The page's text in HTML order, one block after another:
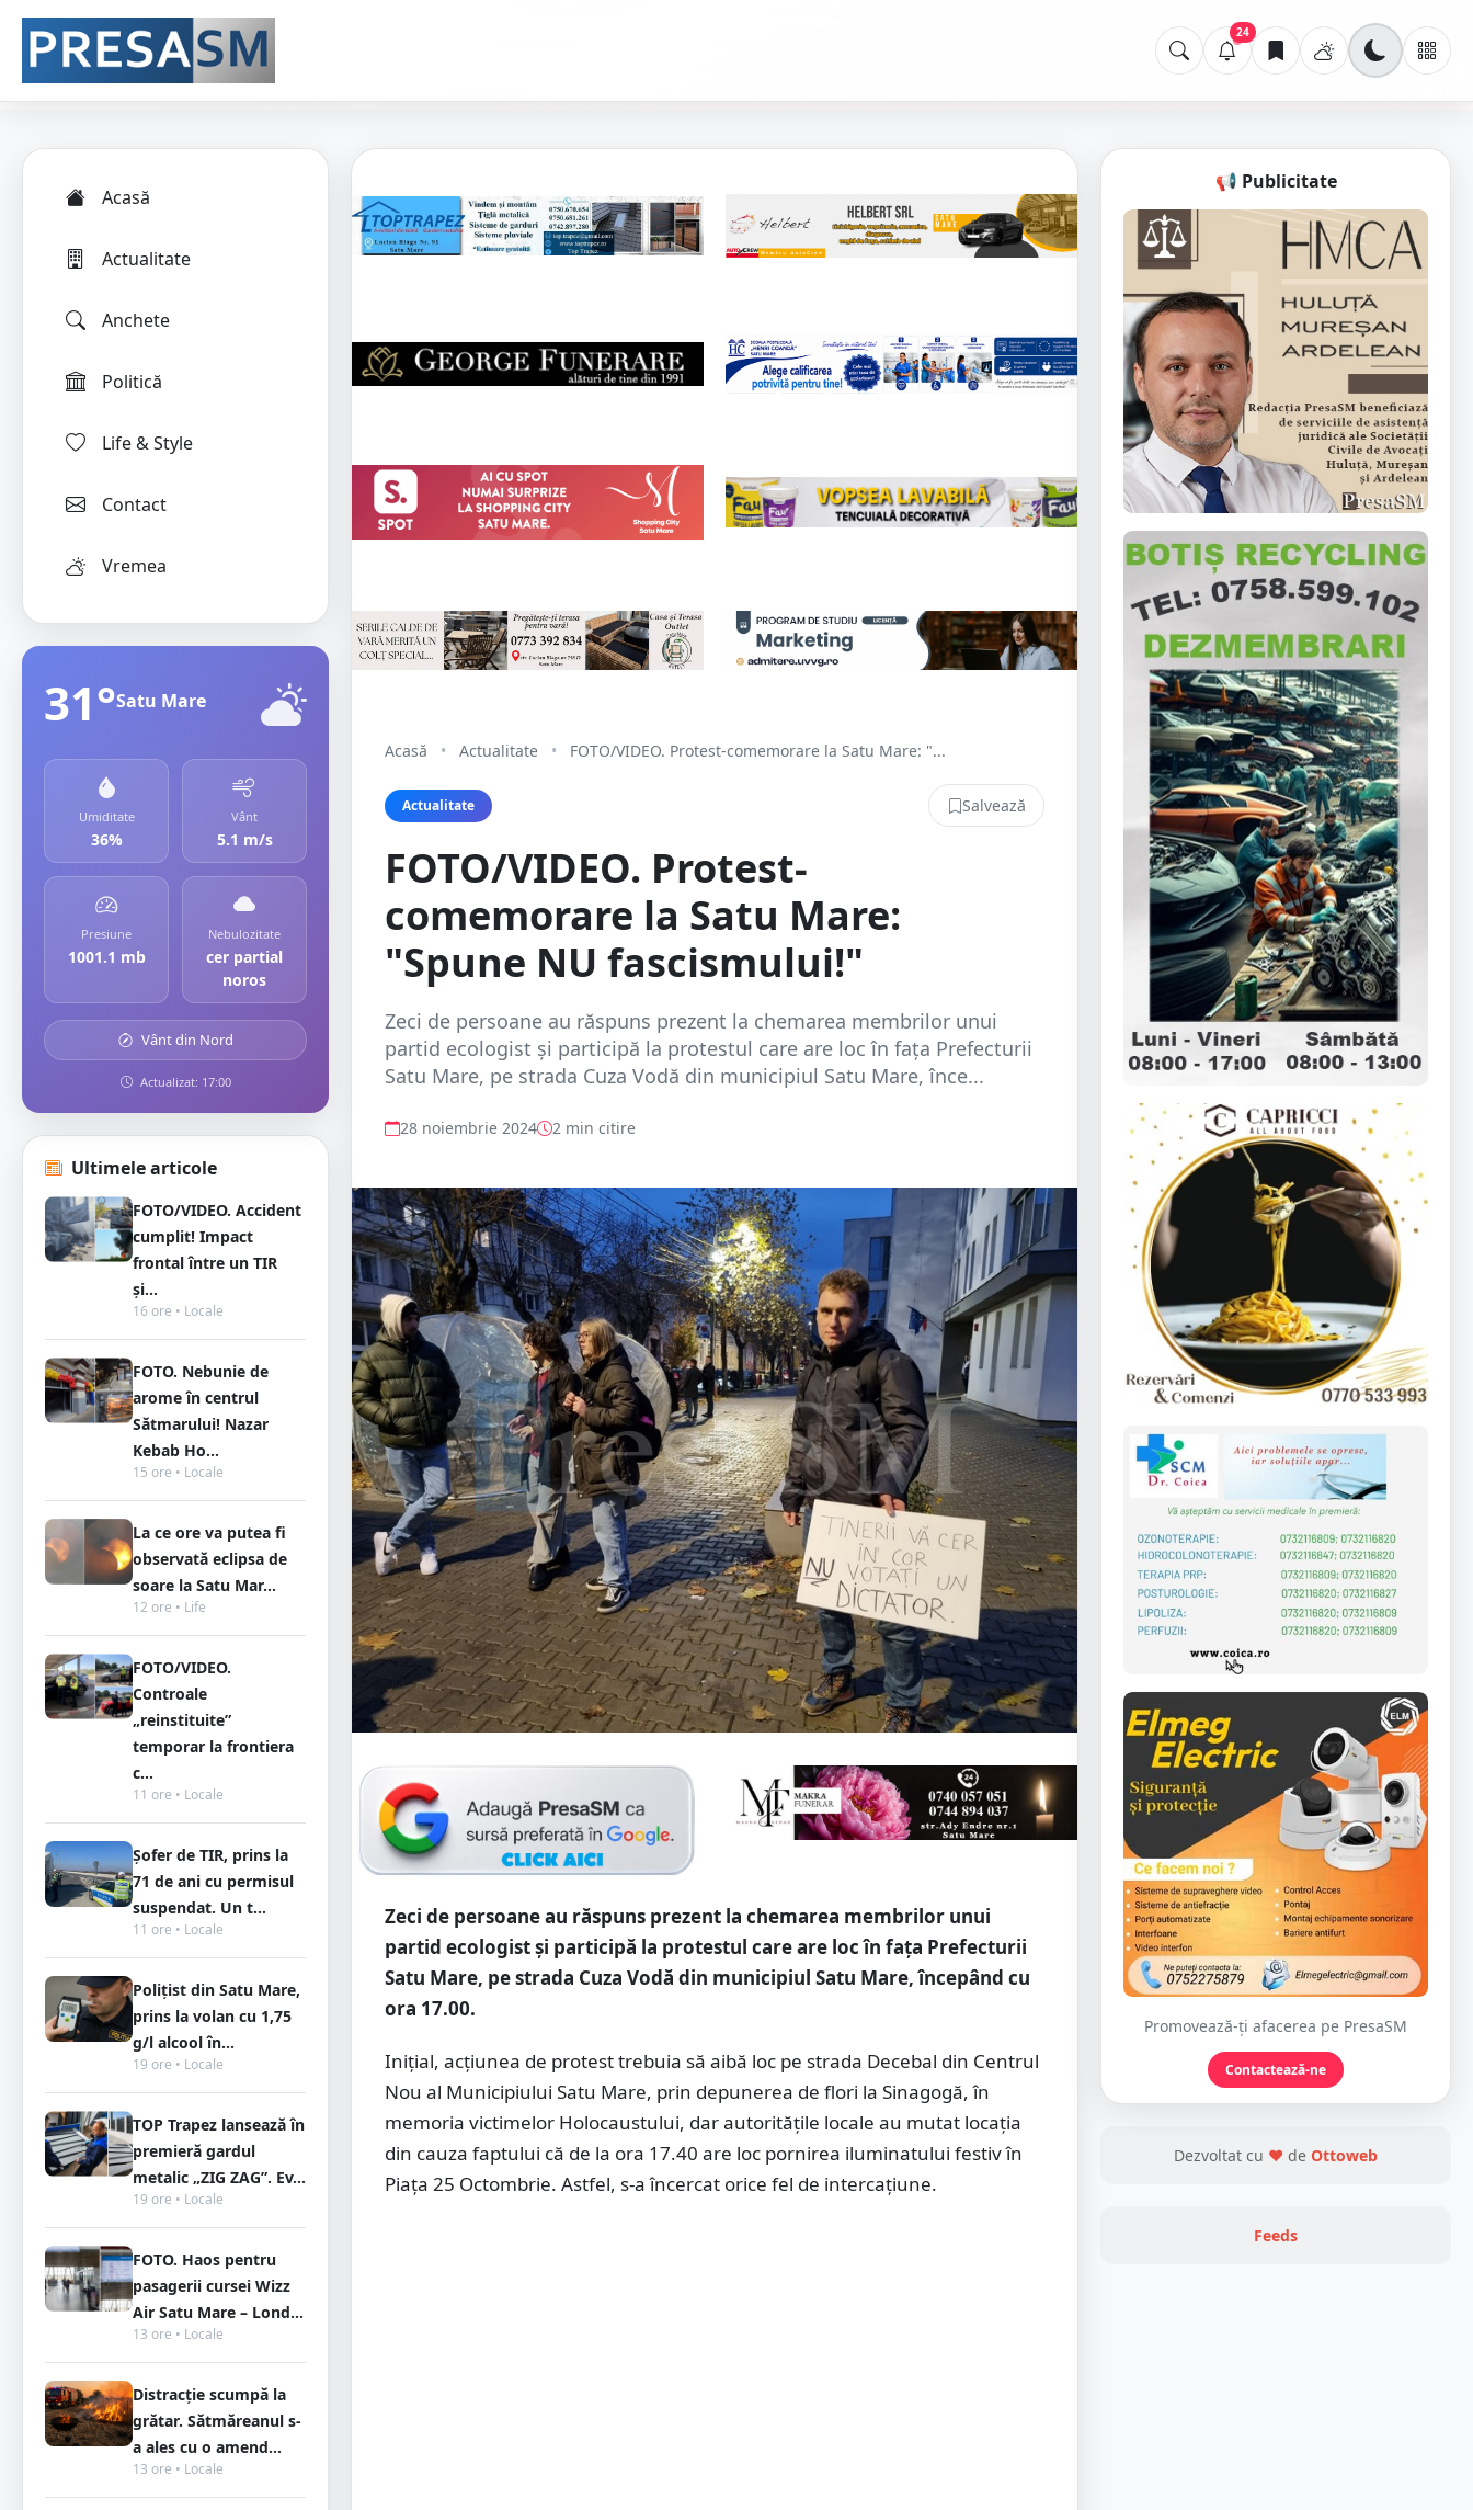
24
Acasă
Actualitate
Anchete
Politică
Life & Style
Contact
Vremea
31°Satu Mare
Umiditate
36%
Vânt
5.1 m/s
Presiune
1001.1 mb
Nebulozitate
cer partial
noros
Vânt din Nord
Actualizat: 17:00
Ultimele articole
FOTO/VIDEO. Accident
cumplit! Impact
frontal între un TIR
și...
16 ore • Locale
FOTO. Nebunie de
arome în centrul
Sătmarului! Nazar
Kebab Ho...
15 ore • Locale
La ce ore va putea fi
observată eclipsa de
soare la Satu Mar...
12 ore • Life
FOTO/VIDEO.
Controale
„reinstituite”
temporar la frontiera
c...
11 ore • Locale
Șofer de TIR, prins la
71 de ani cu permisul
suspendat. Un t...
11 ore • Locale
Polițist din Satu Mare,
prins la volan cu 1,75
g/l alcool în...
19 ore • Locale
TOP Trapez lansează în
premieră gardul
metalic „ZIG ZAG”. Ev...
19 ore • Locale
FOTO. Haos pentru
pasagerii cursei Wizz
Air Satu Mare – Lond...
13 ore • Locale
Distracție scumpă la
grătar. Sătmăreanul s-
a ales cu o amend...
13 ore • Locale
Acasă • Actualitate • FOTO/VIDEO. Protest-comemorare la Satu Mare: "...
Actualitate Salvează
FOTO/VIDEO. Protest-
comemorare la Satu Mare:
"Spune NU fascismului!"
Zeci de persoane au răspuns prezent la chemarea membrilor unui
partid ecologist și participă la protestul care are loc în fața Prefecturii
Satu Mare, pe strada Cuza Vodă din municipiul Satu Mare, înce...
28 noiembrie 2024 2 min citire
Zeci de persoane au răspuns prezent la chemarea membrilor unui
partid ecologist și participă la protestul care are loc în fața Prefecturii
Satu Mare, pe strada Cuza Vodă din municipiul Satu Mare, începând cu
ora 17.00.
Inițial, acțiunea de protest trebuia să aibă loc pe strada Decebal din Centrul
Nou al Municipiului Satu Mare, prin depunerea de flori la Sinagogă, în
memoria victimelor Holocaustului, dar autoritățile locale au mutat locația
din cauza faptului că de la ora 17.40 are loc pornirea iluminatului festiv în
Piața 25 Octombrie. Astfel, s-a încercat orice fel de intercațiune.
📢 Publicitate
Promovează-ți afacerea pe PresaSM
Contactează-ne
Dezvoltat cu ❤ de Ottoweb
Feeds